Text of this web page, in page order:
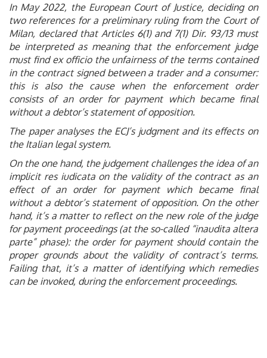
In May 2022, the European Court of Justice, deciding on
two references for a preliminary ruling from the Court of
Milan, declared that Articles 6(1) and 7(1) Dir. 93/13 must
be interpreted as meaning that the enforcement judge
must find ex officio the unfairness of the terms contained
in the contract signed between a trader and a consumer:
this is also the cause when the enforcement order
consists of an order for payment which became final
without a debtor’s statement of opposition.
The paper analyses the ECJ’s judgment and its effects on
the Italian legal system.
On the one hand, the judgement challenges the idea of an
implicit res iudicata on the validity of the contract as an
effect of an order for payment which became final
without a debtor’s statement of opposition. On the other
hand, it’s a matter to reflect on the new role of the judge
for payment proceedings (at the so-called “inaudita altera
parte” phase): the order for payment should contain the
proper grounds about the validity of contract’s terms.
Failing that, it’s a matter of identifying which remedies
can be invoked, during the enforcement proceedings.